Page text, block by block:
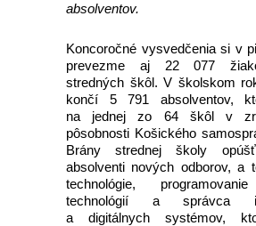
absolventov.
Koncoročné vysvedčenia si v
prevezme aj 22 077
stredných škôl. V školskom
končí 5 791 absolventov,
na jednej zo 64 škôl v
pôsobnosti Košického
Brány strednej školy
absolventi nových odborov, a
technológie,
technológií a správca
a digitálnych systémov,